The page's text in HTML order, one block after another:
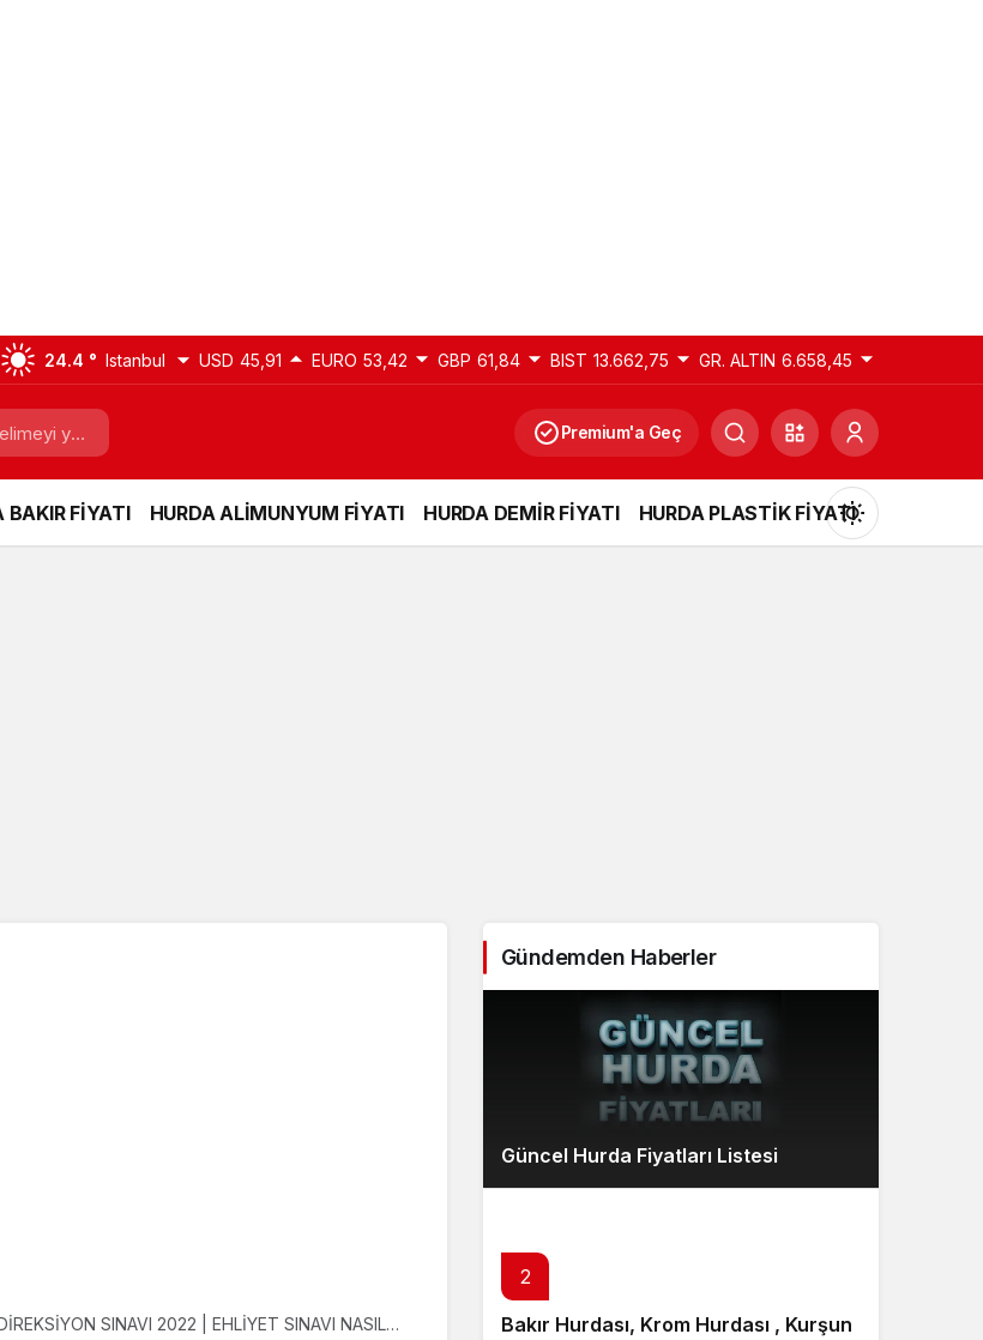
24.4 ° Istanbul USD 45,91 EURO 53,42 GBP 61,84 BIST 13.662,75 GR. ALTIN 6.658,45
Premium'a Geç
BAKIR FİYATI HURDA ALİMUNYUM FİYATI HURDA DEMİR FİYATI HURDA PLASTİK FİYATI
SINAVI 2022 | EHLİYET SINAVI NASIL
Gündemden Haberler
Güncel Hurda Fiyatları Listesi
2
Bakır Hurdası, Krom Hurdası , Kurşun